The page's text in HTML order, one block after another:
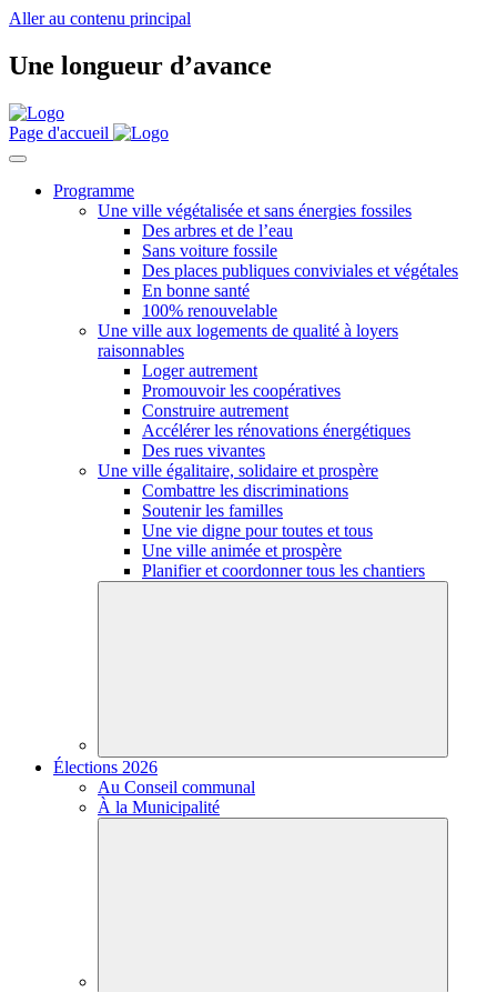
Aller au contenu principal
Une longueur d’avance
Page d'accueil
Programme
Une ville végétalisée et sans énergies fossiles
Des arbres et de l’eau
Sans voiture fossile
Des places publiques conviviales et végétales
En bonne santé
100% renouvelable
Une ville aux logements de qualité à loyers
raisonnables
Loger autrement
Promouvoir les coopératives
Construire autrement
Accélérer les rénovations énergétiques
Des rues vivantes
Une ville égalitaire, solidaire et prospère
Combattre les discriminations
Soutenir les familles
Une vie digne pour toutes et tous
Une ville animée et prospère
Planifier et coordonner tous les chantiers
Élections 2026
Au Conseil communal
À la Municipalité